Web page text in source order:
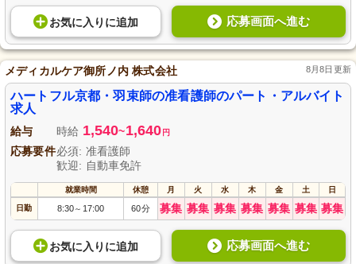
お気に入り に追加 応募画面へ進む
メディカルケア御所ノ内 株式会社 8月8日更新
ハートフル京都・羽束師の准看護師のパート・アルバイト
求人
給与 時給 1,540~1,640 円
応募要件必須: 准看護師
歓迎: 自動車免許
就業時間 休憩 月 火 水 木 金 土 日
日勤 8:30～ 17:00 60分 募集 募集 募集 募集 募集 募集 募集
お気に入り に追加 応募画面へ進む